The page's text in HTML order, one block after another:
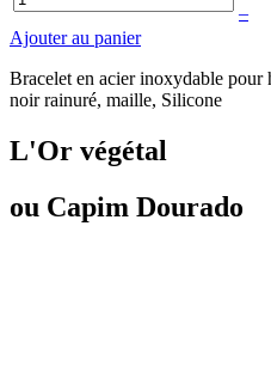
–
Ajouter au panier
Bracelet en acier inoxydable pour
noir rainuré, maille, Silicone
L'Or végétal
ou Capim Dourado